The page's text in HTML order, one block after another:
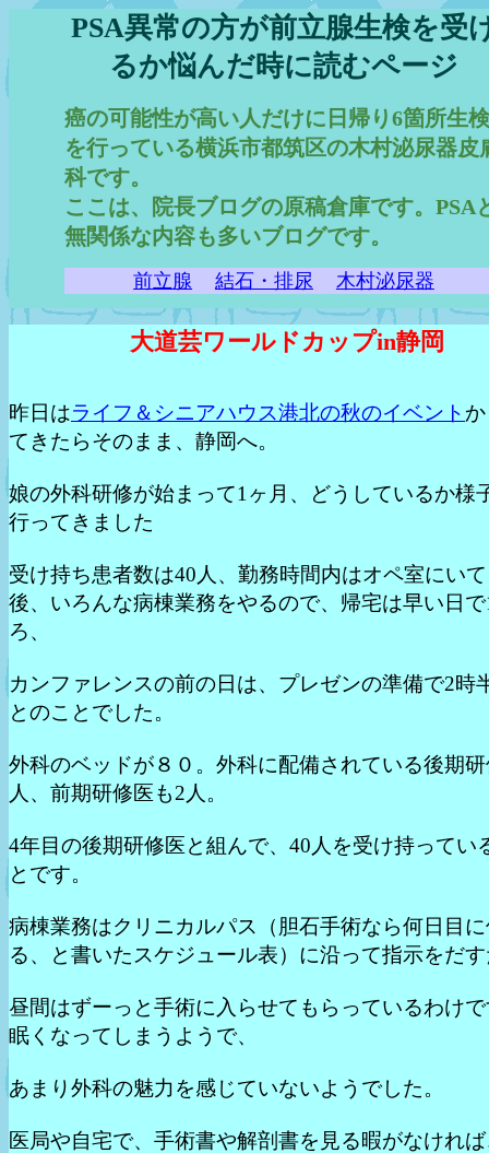
PSA異常の方が前立腺生検を受
るか悩んだ時に読むページ
癌の可能性が高い人だけに日帰り6箇所生
を行っている横浜市都筑区の木村泌尿器皮
科です。
ここは、院長ブログの原稿倉庫です。PSA
無関係な内容も多いブログです。
前立腺 結石・排尿 木村泌尿器
大道芸ワールドカップin静岡
昨日はライフ＆シニアハウス港北の秋のイベント
てきたらそのまま、静岡へ。
娘の外科研修が始まって1ヶ月、どうしているか様
行ってきました
受け持ち患者数は40人、勤務時間内はオペ室にい
後、いろんな病棟業務をやるので、帰宅は早い日
ろ、
カンファレンスの前の日は、プレゼンの準備で2時
とのことでした。
外科のベッドが８０。外科に配備されている後期
人、前期研修医も2人。
4年目の後期研修医と組んで、40人を受け持ってい
とです。
病棟業務はクリニカルパス（胆石手術なら何日目
る、と書いたスケジュール表）に沿って指示をだ
昼間はずーっと手術に入らせてもらっているわけ
眠くなってしまうようで、
あまり外科の魅力を感じていないようでした。
医局や自宅で、手術書や解剖書を見る暇がなけれ